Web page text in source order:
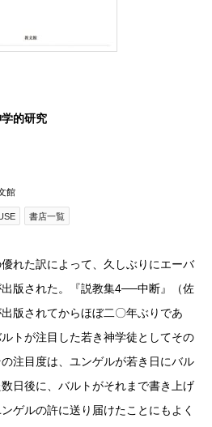
的研究
館
書店一覧
れた訳によって、久しぶりにエーバ
版された。『説教集4──中断』（佐
版されてからほぼ二〇年ぶりであ
トが注目した若き神学徒としてその
注目度は、ユンゲルが若き日にバル
日後に、バルトがそれまで書き上げ
ゲルの許に送り届けたことにもよく